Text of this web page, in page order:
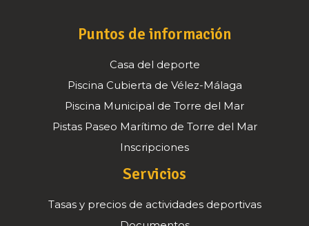
Puntos de información
Casa del deporte
Piscina Cubierta de Vélez-Málaga
Piscina Municipal de Torre del Mar
Pistas Paseo Marítimo de Torre del Mar
Inscripciones
Servicios
Tasas y precios de actividades deportivas